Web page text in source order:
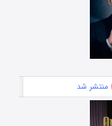
منتشر شد